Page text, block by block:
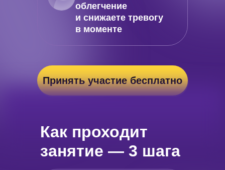
облегчение
и снижаете тревогу
в моменте
Принять участие бесплатно
Как проходит
занятие — 3 шага